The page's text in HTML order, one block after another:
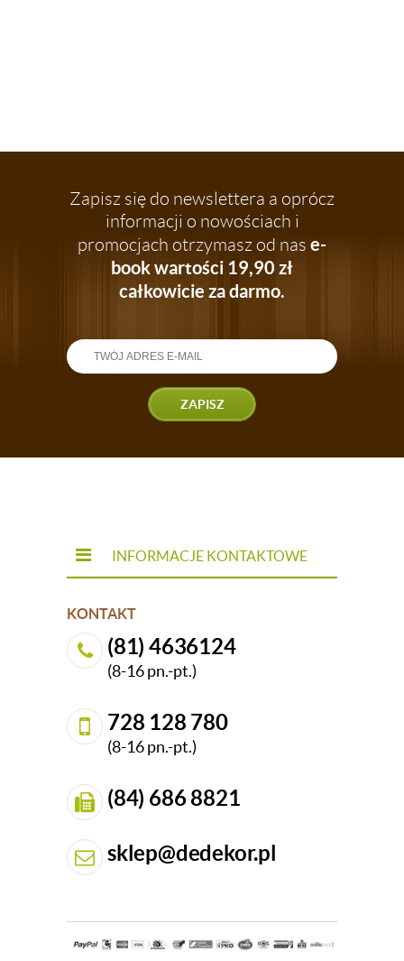
Zapisz się do newslettera a oprócz
informacji o nowościach i
promocjach otrzymasz od nas e-
book wartości 19,90 zł
całkowicie za darmo.
ZAPISZ
INFORMACJE KONTAKTOWE
KONTAKT
(81) 4636124
(8-16 pn.-pt.)
728 128 780
(8-16 pn.-pt.)
(84) 686 8821
sklep@dedekor.pl